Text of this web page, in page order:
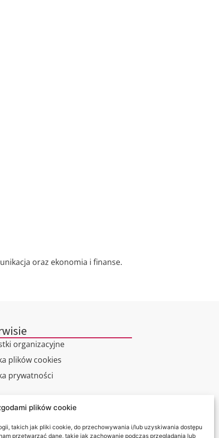
plików cookie
takich jak pliki cookie, do przechowywania i/lub uzyskiwania dostępu
przetwarzać dane, takie jak zachowanie podczas przeglądania lub
oraz ekonomia i finanse.
organizacyjne
plików cookies
prywatności
spacer